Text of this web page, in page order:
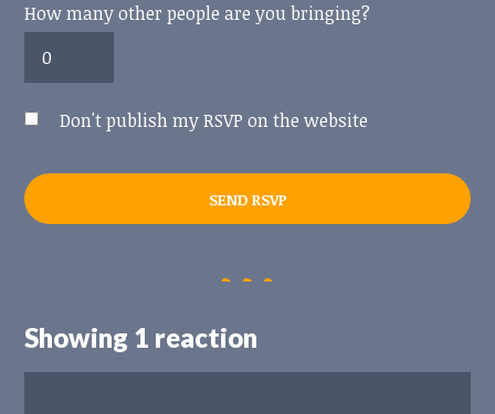
How many other people are you bringing?
Don't publish my RSVP on the website
Showing 1 reaction